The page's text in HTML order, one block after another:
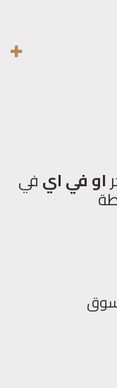
او في ايفي